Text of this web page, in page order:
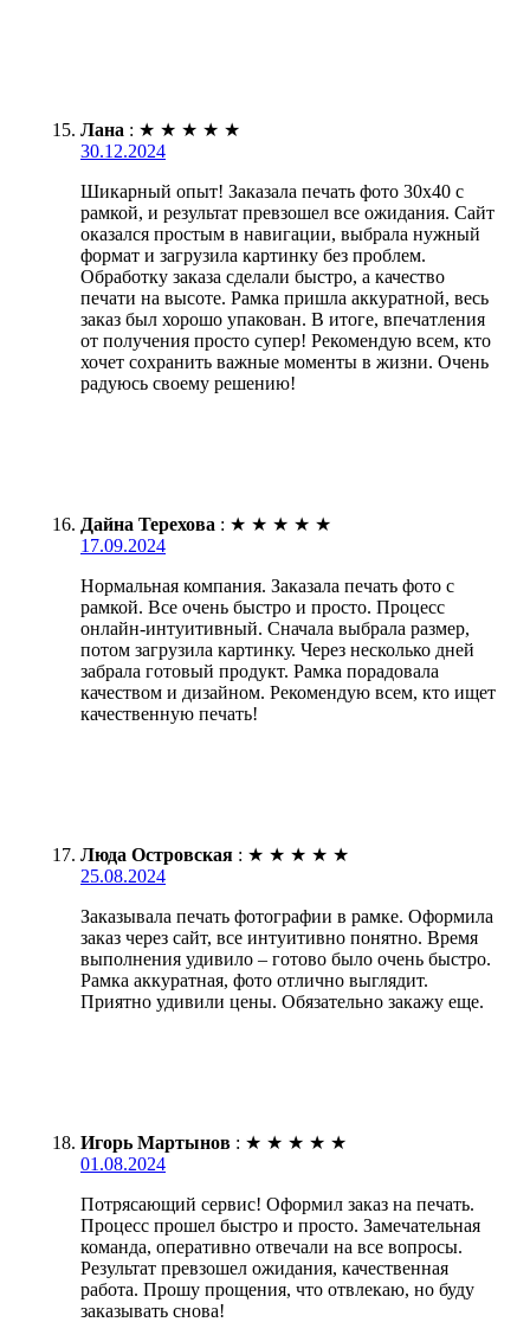
Лана : ★ ★ ★ ★ ★
30.12.2024
Шикарный опыт! Заказала печать фото 30х40 с
рамкой, и результат превзошел все ожидания. Сайт
оказался простым в навигации, выбрала нужный
формат и загрузила картинку без проблем.
Обработку заказа сделали быстро, а качество
печати на высоте. Рамка пришла аккуратной, весь
заказ был хорошо упакован. В итоге, впечатления
от получения просто супер! Рекомендую всем, кто
хочет сохранить важные моменты в жизни. Очень
радуюсь своему решению!
Дайна Терехова : ★ ★ ★ ★ ★
17.09.2024
Нормальная компания. Заказала печать фото с
рамкой. Все очень быстро и просто. Процесс
онлайн-интуитивный. Сначала выбрала размер,
потом загрузила картинку. Через несколько дней
забрала готовый продукт. Рамка порадовала
качеством и дизайном. Рекомендую всем, кто ищет
качественную печать!
Люда Островская : ★ ★ ★ ★ ★
25.08.2024
Заказывала печать фотографии в рамке. Оформила
заказ через сайт, все интуитивно понятно. Время
выполнения удивило – готово было очень быстро.
Рамка аккуратная, фото отлично выглядит.
Приятно удивили цены. Обязательно закажу еще.
Игорь Мартынов : ★ ★ ★ ★ ★
01.08.2024
Потрясающий сервис! Оформил заказ на печать.
Процесс прошел быстро и просто. Замечательная
команда, оперативно отвечали на все вопросы.
Результат превзошел ожидания, качественная
работа. Прошу прощения, что отвлекаю, но буду
заказывать снова!